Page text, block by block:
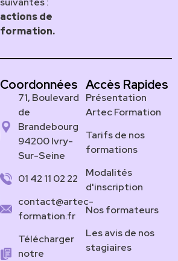
actions de
formation.
Coordonnées
71, Boulevard
de
Brandebourg
94200 Ivry-
Sur-Seine
01 42 11 02 22
contact@artec-
formation.fr
Télécharger
notre
Accès Rapides
Présentation
Artec Formation
Tarifs de nos
formations
Modalités
d'inscription
Nos formateurs
Les avis de nos
stagiaires